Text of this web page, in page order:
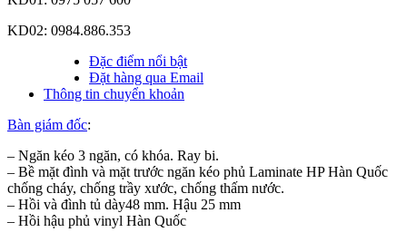
KD02: 0984.886.353
Đặc điểm nổi bật
Đặt hàng qua Email
Thông tin chuyển khoản
Bàn giám đốc:
– Ngăn kéo 3 ngăn, có khóa. Ray bi.
– Bề mặt đình và mặt trước ngăn kéo phủ Laminate HP Hàn Quốc
chống cháy, chống trầy xước, chống thấm nước.
– Hồi và đình tủ dày48 mm. Hậu 25 mm
– Hồi hậu phủ vinyl Hàn Quốc